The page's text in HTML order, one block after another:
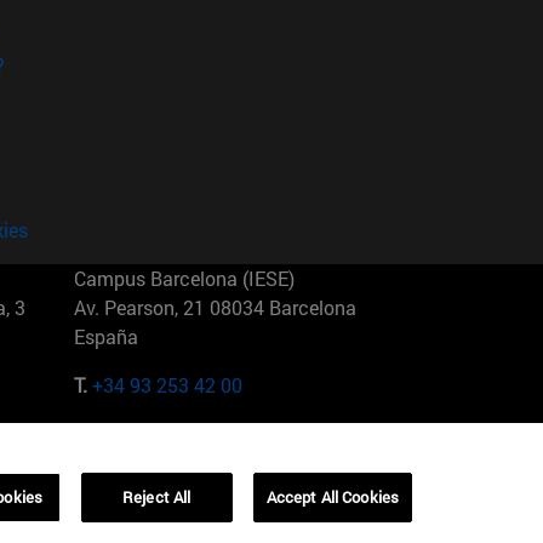
3
Campus Barcelona (IESE)
Av. Pearson, 21 08034 Barcelona
España
T.+34 93 253 42 00
01321001 Bela Vista Brasil
Reject All Accept All Cookies